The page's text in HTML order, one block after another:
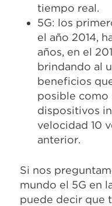
tiempo real.
5G: los
el año 2014,
años, en el
brindando al
beneficios
posible como
dispositivos
velocidad 10
anterior.
Si nos
mundo el 5G en
puede decir que